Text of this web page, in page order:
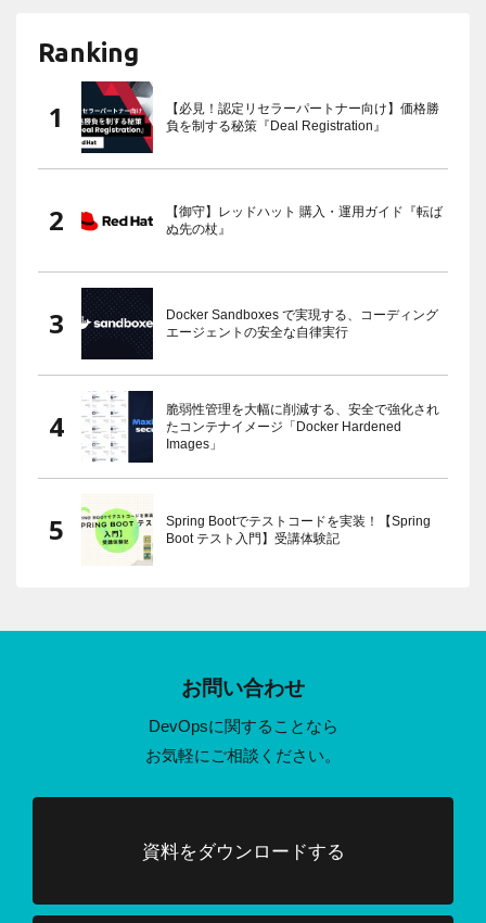
Ranking
【必見！認定リセラーパートナー向け】価格勝
負を制する秘策『Deal Registration』
【御守】レッドハット 購入・運用ガイド『転ば
ぬ先の杖』
Docker Sandboxes で実現する、コーディング
エージェントの安全な自律実行
脆弱性管理を大幅に削減する、安全で強化され
たコンテナイメージ「Docker Hardened
Images」
Spring Bootでテストコードを実装！【Spring
Boot テスト入門】受講体験記
お問い合わせ
DevOpsに関することなら
お気軽にご相談ください。
資料をダウンロードする